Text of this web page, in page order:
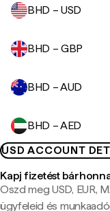
BHD – USD
BHD – GBP
BHD – AUD
BHD – AED
USD ACCOUNT
Kapj fizetést
Oszd meg USD, EUR,
ügyfeleid és